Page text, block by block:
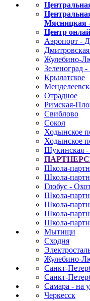
Мясницкая
Центр
Аэропорт -
Жулебино-
Зеленоград
Крылатское
Отрадное
Римская-
Свиблово
Сокол
Ходынское
Ходынское
Щукинская -
Школа-
Школа-
Глобус -
Школа-
Школа-
Школа-
Школа-
Мытищи
Сходня
Жулебино-
Санкт-
Санкт-
Самара - на
Черкесск